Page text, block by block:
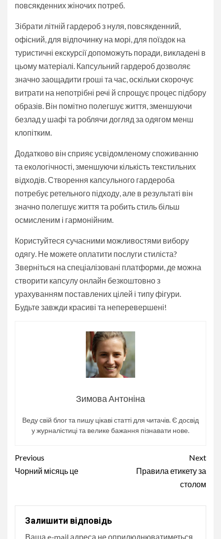
повсякденних жіночих потреб.
Зібрати літній гардероб з нуля, повсякденний,
офісний, для відпочинку на морі, для поїздок на
туристичні екскурсії допоможуть поради, викладені в
цьому матеріалі. Капсульний гардероб дозволяє
значно заощадити гроші та час, оскільки скорочує
витрати на непотрібні речі й спрощує процес підбору
образів. Він помітно полегшує життя, зменшуючи
безлад у шафі та роблячи догляд за одягом менш
клопітким.
Додатково він сприяє усвідомленому споживанню
та екологічності, зменшуючи кількість текстильних
відходів. Створення капсульного гардероба
потребує ретельного підходу, але в результаті він
значно полегшує життя та робить стиль більш
осмисленим і гармонійним.
Користуйтеся сучасними можливостями вибору
одягу. Не можете оплатити послуги стиліста?
Зверніться на спеціалізовані платформи, де можна
створити капсулу онлайн безкоштовно з
урахуванням поставлених цілей і типу фігури.
Будьте завжди красиві та неперевершені!
Зимова Антоніна
Веду свій блог та пишу цікаві статті для читачів. Є досвід
у журналістиці та велике бажання пізнавати нове.
Continue
Reading
Previous
Чорний місяць це
Next
Правила етикету за
столом
Залишити відповідь
Ваша e-mail адреса не оприлюднюватиметься.